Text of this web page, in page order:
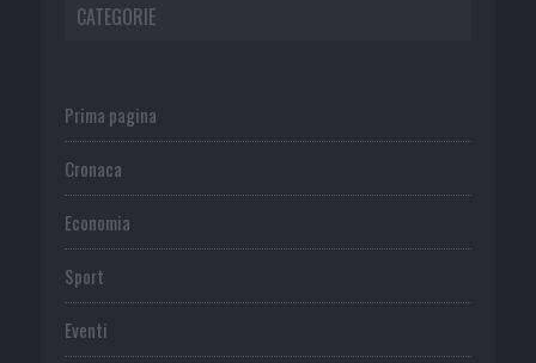
CATEGORIE
Prima pagina
Cronaca
Economia
Sport
Eventi